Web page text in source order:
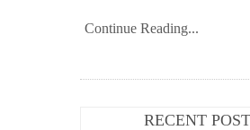
Continue Reading...
RECENT